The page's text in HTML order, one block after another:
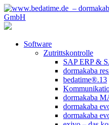
Software
Zutrittskontrolle
SAP ERP &
dormakaba
bedatime®.13
dormakaba
dormakaba
dormakaba